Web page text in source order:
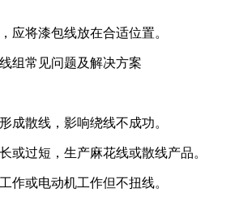
将漆包线放在合适位置。
常见问题及解决方案
散线，影响绕线不成功。
过短，生产麻花线或散线产品。
或电动机工作但不扭线。